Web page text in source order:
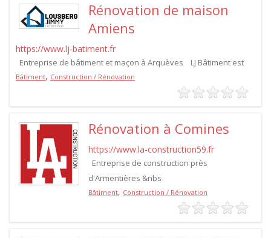
Rénovation de maison
Amiens
https://www.lj-batiment.fr
Entreprise de bâtiment et maçon à Arquèves LJ Bâtiment est
Bâtiment, Construction / Rénovation
Rénovation à Comines
https://www.la-construction59.fr
Entreprise de construction près
d'Armentières &nbs
Bâtiment, Construction / Rénovation